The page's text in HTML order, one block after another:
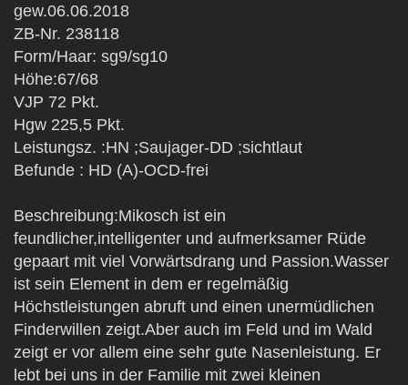
gew.06.06.2018
ZB-Nr. 238118
Form/Haar: sg9/sg10
Höhe:67/68
VJP 72 Pkt.
Hgw 225,5 Pkt.
Leistungsz. :HN ;Saujager-DD ;sichtlaut
Befunde : HD (A)-OCD-frei
Beschreibung:Mikosch ist ein
feundlicher,intelligenter und aufmerksamer Rüde
gepaart mit viel Vorwärtsdrang und Passion.Wasser
ist sein Element in dem er regelmäßig
Höchstleistungen abruft und einen unermüdlichen
Finderwillen zeigt.Aber auch im Feld und im Wald
zeigt er vor allem eine sehr gute Nasenleistung. Er
lebt bei uns in der Familie mit zwei kleinen